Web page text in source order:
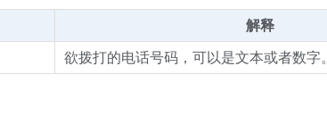
解释
欲拨打的电话号码，可以是文本或者数字。